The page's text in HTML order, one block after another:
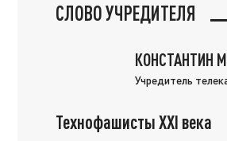
СЛОВО УЧРЕДИТЕЛЯ
КОНСТАНТИН
Учредитель
Технофашисты XXI века